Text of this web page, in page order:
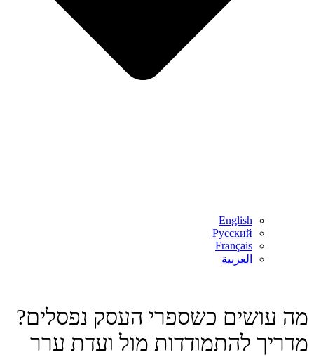
English
Русский
Français
العربية
מה עושים כשספרי העסק נפסלים?
מדריך להתמודדות מול ועדת ערר